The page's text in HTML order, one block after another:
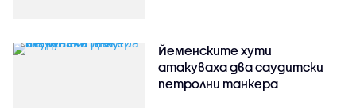
Йеменските хути
атакуваха два саудитски
петролни танкера